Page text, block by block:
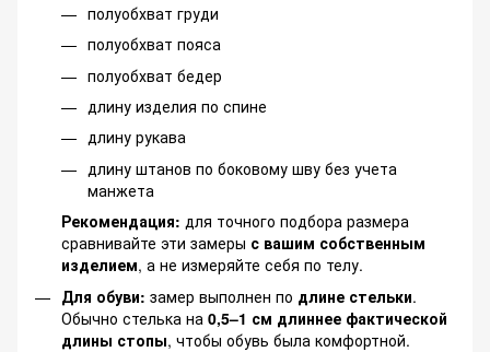
полуобхват груди
полуобхват пояса
полуобхват бедер
длину изделия по спине
длину рукава
длину штанов по боковому шву без учета
манжета
Рекомендация: для точного подбора размера
сравнивайте эти замеры с вашим собственным
изделием, а не измеряйте себя по телу.
Для обуви: замер выполнен по длине стельки.
Обычно стелька на 0,5–1 см длиннее фактической
длины стопы, чтобы обувь была комфортной.